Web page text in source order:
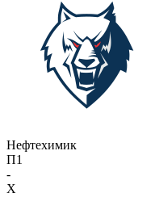
Нефтехимик
П1
-
X